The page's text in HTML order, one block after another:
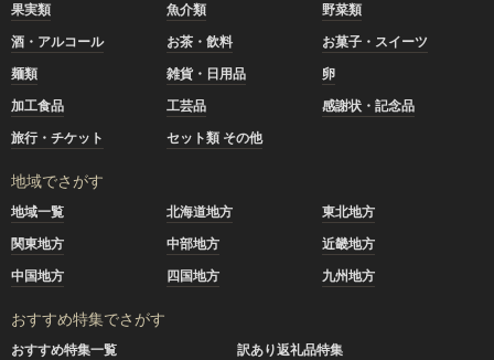
果実類
魚介類
野菜類
酒・アルコール
お茶・飲料
お菓子・スイーツ
麺類
雑貨・日用品
卵
加工食品
工芸品
感謝状・記念品
旅行・チケット
セット類 その他
地域でさがす
地域一覧 北海道地方
東北地方
関東地方
中部地方
近畿地方
中国地方
四国地方 九州地方
おすすめ特集でさがす
おすすめ特集一覧
訳あり返礼品特集